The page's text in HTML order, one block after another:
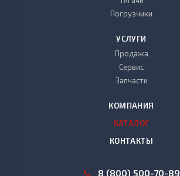
Погрузчики
УСЛУГИ
Продажа
Сервис
Запчасти
КОМПАНИЯ
КАТАЛОГ
КОНТАКТЫ
8 (800) 500-70-89